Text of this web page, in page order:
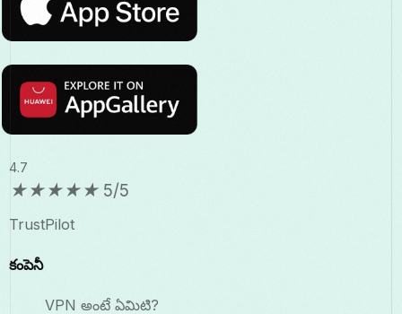
4.7
★★★★★ 5/5
TrustPilot
కంపెనీ
VPN అంటే ఏమిటి?